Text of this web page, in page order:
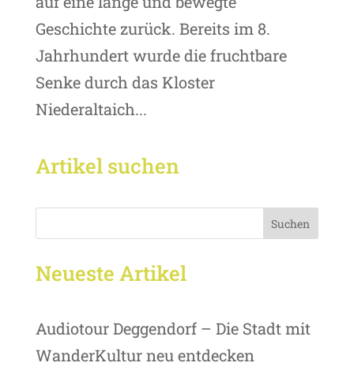
Geschichte zurück. Bereits im 8.
Jahrhundert wurde die fruchtbare
Senke durch das Kloster
Niederaltaich...
Artikel suchen
Suchen
Neueste Artikel
Audiotour Deggendorf – Die Stadt mit
WanderKultur neu entdecken